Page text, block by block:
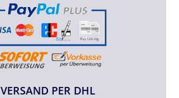
VERSAND PER DHL